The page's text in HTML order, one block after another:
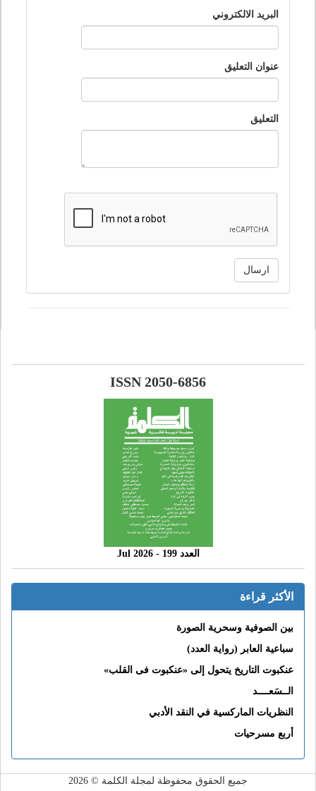
البريد الالكتروني
عنوان التعليق
التعليق
ارسال
ISSN 2050-6856
العدد 199 - 2026 Jul
الأكثر قراءة
بين الصوفية وسحرية الصورة
سباعية العابر (رواية العدد)
عنكبوت التاريخ يتحول إلى «عنكبوت فى القلب»
الــسَعــــد
النظريات الماركسية في النقد الأدبي
أربع مسرحيات
جميع الحقوق محفوظة لمجلة الكلمة © 2026